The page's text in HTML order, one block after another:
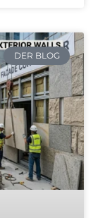
DER BLOG